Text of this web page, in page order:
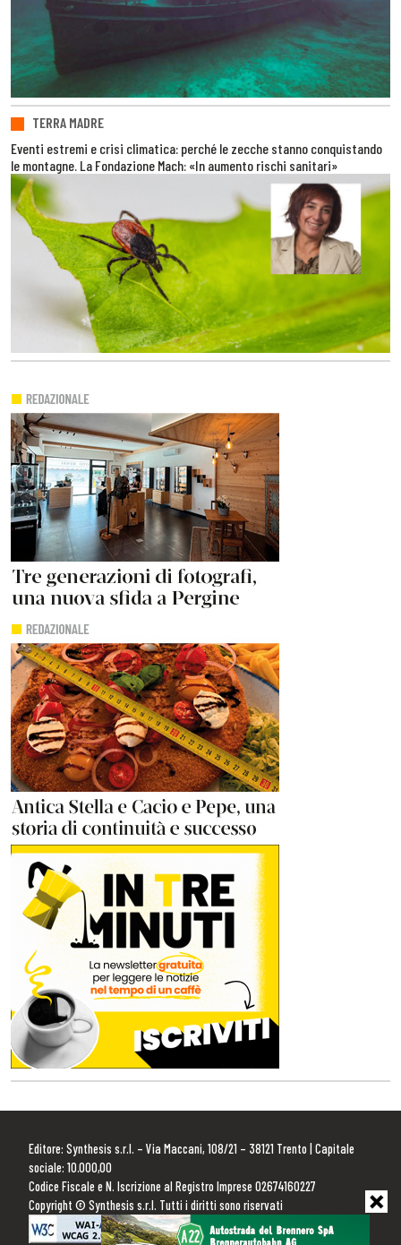
TERRA MADRE
Eventi estremi e crisi climatica: perché le zecche stanno conquistando
le montagne. La Fondazione Mach: «In aumento rischi sanitari»
Editore: Synthesis s.r.l. – Via Maccani, 108/21 – 38121 Trento | Capitale
sociale: 10.000,00
Codice Fiscale e N. Iscrizione al Registro Imprese 02674160227
Copyright © Synthesis s.r.l. Tutti i diritti sono riservati